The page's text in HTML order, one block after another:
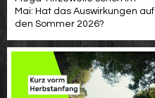
Mai: Hat das Auswirkungen auf
den Sommer 2026?